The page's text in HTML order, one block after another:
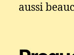
aussi